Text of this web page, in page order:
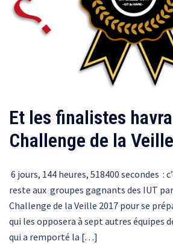
Et les finalistes
Challenge de la
6 jours, 144 heures, 518400 secondes :
reste aux groupes gagnants des IUT
Challenge de la Veille 2017 pour se
qui les opposera à sept autres équipes
qui a remporté la […]